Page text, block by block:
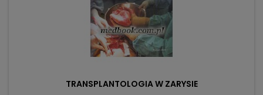
TRANSPLANTOLOGIA W ZARYSIE